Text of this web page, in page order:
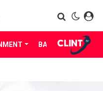
BABES LIFE